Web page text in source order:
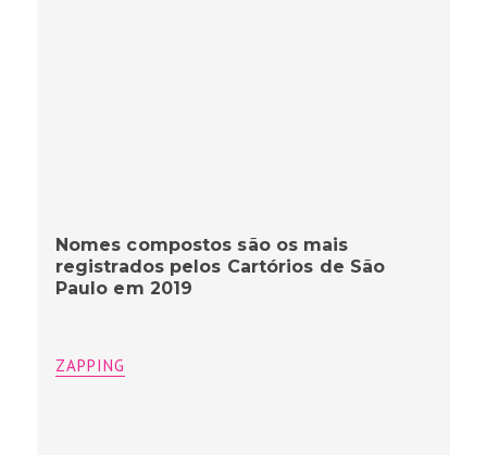
Nomes compostos são os mais
registrados pelos Cartórios de São
Paulo em 2019
ZAPPING